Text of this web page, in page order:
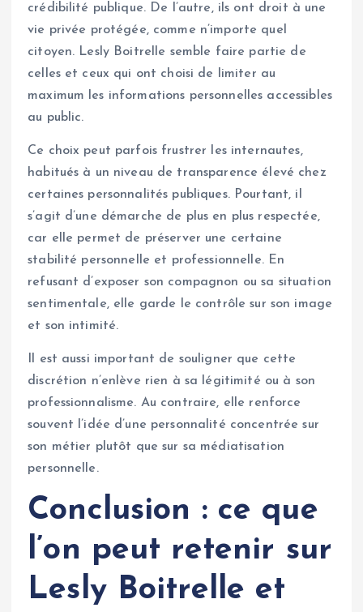
crédibilité publique. De l’autre, ils ont droit à une
vie privée protégée, comme n’importe quel
citoyen. Lesly Boitrelle semble faire partie de
celles et ceux qui ont choisi de limiter au
maximum les informations personnelles accessibles
au public.
Ce choix peut parfois frustrer les internautes,
habitués à un niveau de transparence élevé chez
certaines personnalités publiques. Pourtant, il
s’agit d’une démarche de plus en plus respectée,
car elle permet de préserver une certaine
stabilité personnelle et professionnelle. En
refusant d’exposer son compagnon ou sa situation
sentimentale, elle garde le contrôle sur son image
et son intimité.
Il est aussi important de souligner que cette
discrétion n’enlève rien à sa légitimité ou à son
professionnalisme. Au contraire, elle renforce
souvent l’idée d’une personnalité concentrée sur
son métier plutôt que sur sa médiatisation
personnelle.
Conclusion : ce que
l’on peut retenir sur
Lesly Boitrelle et